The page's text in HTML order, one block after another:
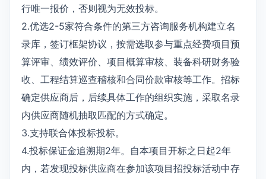
行唯一报价，否则视为无效投标。
2.优选2-5家符合条件的第三方咨询服务机构建立名
录库，签订框架协议，按需选取参与重点经费项目预
算评审、绩效评价、项目概算审核、装备科研财务验
收、工程结算巡查稽核和合同价款审核等工作。招标
确定供应商后，后续具体工作的组织实施，采取名录
内供应商随机抽取匹配的方式确定。
3.支持联合体投标投标。
4.投标保证金追溯期2年。自本项目开标之日起2年
内，若发现投标供应商在参加该项目招投标活动中存